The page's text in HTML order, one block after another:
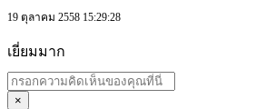
19 ตุลาคม 2558 15:29:28
เยี่ยมมาก
×